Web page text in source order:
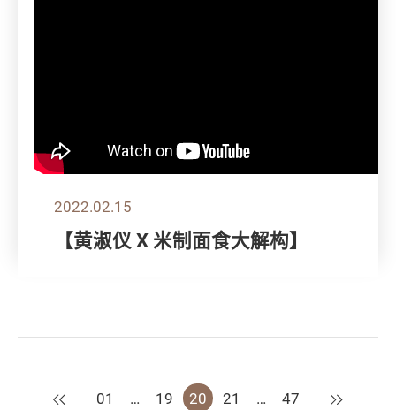
2022.02.15
【黄淑仪 X 米制面食大解构】
上一页
01 … 19 20 21 … 47 下一页